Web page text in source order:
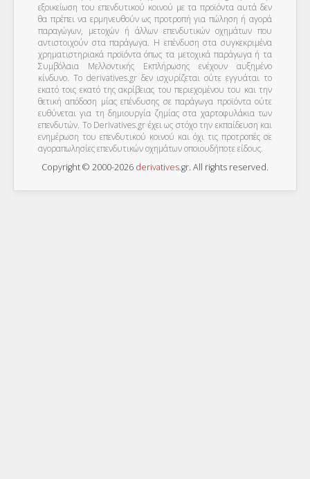
εξοικείωση του επενδυτικού κοινού με τα προϊόντα αυτά δεν
θα πρέπει να ερμηνευθούν ως προτροπή για πώληση ή αγορά
παραγώγων, μετοχών ή άλλων επενδυτικών οχημάτων που
αντιστοιχούν στα παράγωγα. Η επένδυση στα συγκεκριμένα
χρηματιστηριακά προϊόντα όπως τα μετοχικά παράγωγα ή τα
Συμβόλαια Μελλοντικής Εκπλήρωσης ενέχουν αυξημένο
κίνδυνο. Το derivatives.gr δεν ισχυρίζεται ούτε εγγυάται το
εκατό τοις εκατό της ακρίβειας του περιεχομένου του και την
θετική απόδοση μίας επένδυσης σε παράγωγα προϊόντα ούτε
ευθύνεται για τη δημιουργία ζημίας στα χαρτοφυλάκια των
επενδυτών. To Derivatives.gr έχει ως στόχο την εκπαίδευση και
ενημέρωση του επενδυτικού κοινού και όχι τις προτροπές σε
αγοραπωλησίες επενδυτικών οχημάτων οποιουδήποτε είδους.
Copyright © 2000-2026 derivatives.gr. All rights reserved.